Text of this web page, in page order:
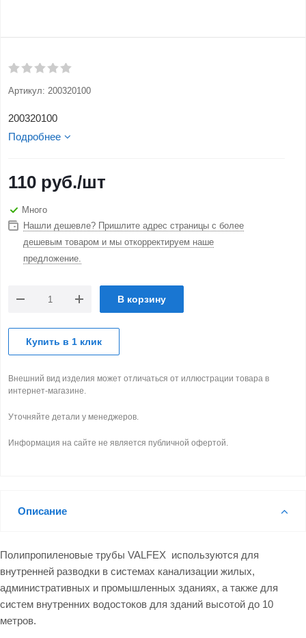
Артикул: 200320100
200320100
Подробнее
110 руб./шт
Много
Нашли дешевле? Пришлите адрес страницы с более
дешевым товаром и мы откорректируем наше
предложение.
В корзину
Купить в 1 клик
Внешний вид изделия может отличаться от иллюстрации товара в
интернет-магазине.
Уточняйте детали у менеджеров.
Информация на сайте не является публичной офертой.
Описание
Полипропиленовые трубы VALFEX используются для
внутренней разводки в системах канализации жилых,
административных и промышленных зданиях, а также для
систем внутренних водостоков для зданий высотой до 10
метров.